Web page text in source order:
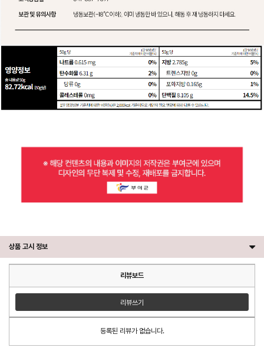
상품 고시 정보
리뷰보드
리뷰쓰기
등록된 리뷰가 없습니다.